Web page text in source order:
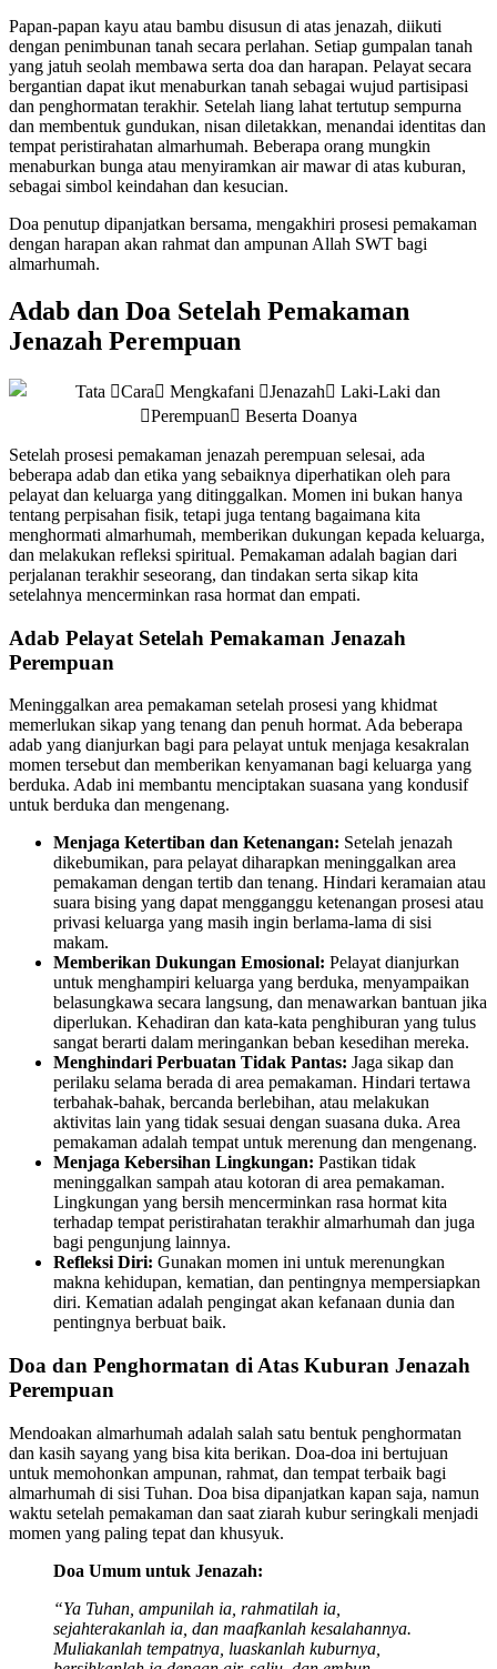
Papan-papan kayu atau bambu disusun di atas jenazah, diikuti
dengan penimbunan tanah secara perlahan. Setiap gumpalan tanah
yang jatuh seolah membawa serta doa dan harapan. Pelayat secara
bergantian dapat ikut menaburkan tanah sebagai wujud partisipasi
dan penghormatan terakhir. Setelah liang lahat tertutup sempurna
dan membentuk gundukan, nisan diletakkan, menandai identitas dan
tempat peristirahatan almarhumah. Beberapa orang mungkin
menaburkan bunga atau menyiramkan air mawar di atas kuburan,
sebagai simbol keindahan dan kesucian.
Doa penutup dipanjatkan bersama, mengakhiri prosesi pemakaman
dengan harapan akan rahmat dan ampunan Allah SWT bagi
almarhumah.
Adab dan Doa Setelah Pemakaman
Jenazah Perempuan
Setelah prosesi pemakaman jenazah perempuan selesai, ada
beberapa adab dan etika yang sebaiknya diperhatikan oleh para
pelayat dan keluarga yang ditinggalkan. Momen ini bukan hanya
tentang perpisahan fisik, tetapi juga tentang bagaimana kita
menghormati almarhumah, memberikan dukungan kepada keluarga,
dan melakukan refleksi spiritual. Pemakaman adalah bagian dari
perjalanan terakhir seseorang, dan tindakan serta sikap kita
setelahnya mencerminkan rasa hormat dan empati.
Adab Pelayat Setelah Pemakaman Jenazah
Perempuan
Meninggalkan area pemakaman setelah prosesi yang khidmat
memerlukan sikap yang tenang dan penuh hormat. Ada beberapa
adab yang dianjurkan bagi para pelayat untuk menjaga kesakralan
momen tersebut dan memberikan kenyamanan bagi keluarga yang
berduka. Adab ini membantu menciptakan suasana yang kondusif
untuk berduka dan mengenang.
Menjaga Ketertiban dan Ketenangan: Setelah jenazah
dikebumikan, para pelayat diharapkan meninggalkan area
pemakaman dengan tertib dan tenang. Hindari keramaian atau
suara bising yang dapat mengganggu ketenangan prosesi atau
privasi keluarga yang masih ingin berlama-lama di sisi
makam.
Memberikan Dukungan Emosional: Pelayat dianjurkan
untuk menghampiri keluarga yang berduka, menyampaikan
belasungkawa secara langsung, dan menawarkan bantuan jika
diperlukan. Kehadiran dan kata-kata penghiburan yang tulus
sangat berarti dalam meringankan beban kesedihan mereka.
Menghindari Perbuatan Tidak Pantas: Jaga sikap dan
perilaku selama berada di area pemakaman. Hindari tertawa
terbahak-bahak, bercanda berlebihan, atau melakukan
aktivitas lain yang tidak sesuai dengan suasana duka. Area
pemakaman adalah tempat untuk merenung dan mengenang.
Menjaga Kebersihan Lingkungan: Pastikan tidak
meninggalkan sampah atau kotoran di area pemakaman.
Lingkungan yang bersih mencerminkan rasa hormat kita
terhadap tempat peristirahatan terakhir almarhumah dan juga
bagi pengunjung lainnya.
Refleksi Diri: Gunakan momen ini untuk merenungkan
makna kehidupan, kematian, dan pentingnya mempersiapkan
diri. Kematian adalah pengingat akan kefanaan dunia dan
pentingnya berbuat baik.
Doa dan Penghormatan di Atas Kuburan Jenazah
Perempuan
Mendoakan almarhumah adalah salah satu bentuk penghormatan
dan kasih sayang yang bisa kita berikan. Doa-doa ini bertujuan
untuk memohonkan ampunan, rahmat, dan tempat terbaik bagi
almarhumah di sisi Tuhan. Doa bisa dipanjatkan kapan saja, namun
waktu setelah pemakaman dan saat ziarah kubur seringkali menjadi
momen yang paling tepat dan khusyuk.
Doa Umum untuk Jenazah:
“Ya Tuhan, ampunilah ia, rahmatilah ia,
sejahterakanlah ia, dan maafkanlah kesalahannya.
Muliakanlah tempatnya, luaskanlah kuburnya,